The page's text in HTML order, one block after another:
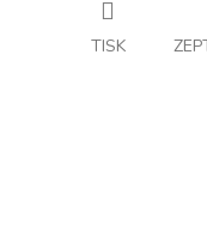
TISK